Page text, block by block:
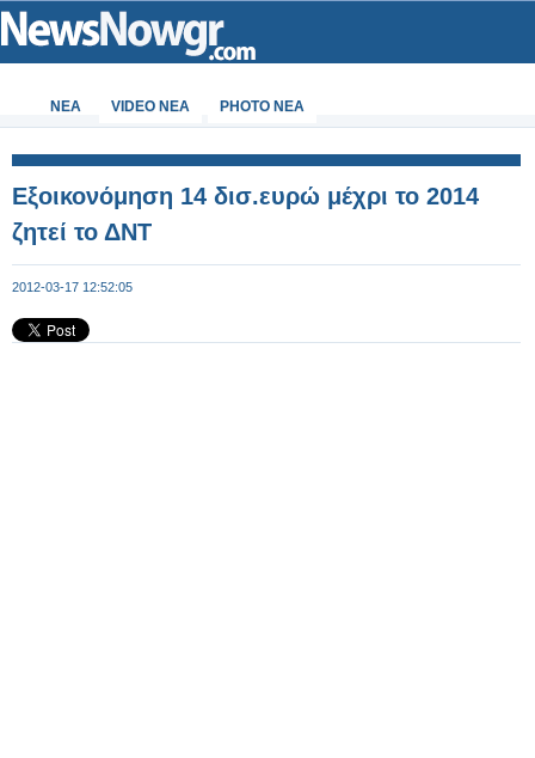
ΝΕΑ VIDEO NEA PHOTO NEA
Eξοικονόμηση 14 δισ.ευρώ μέχρι το 2014
ζητεί το ΔΝΤ
2012-03-17 12:52:05